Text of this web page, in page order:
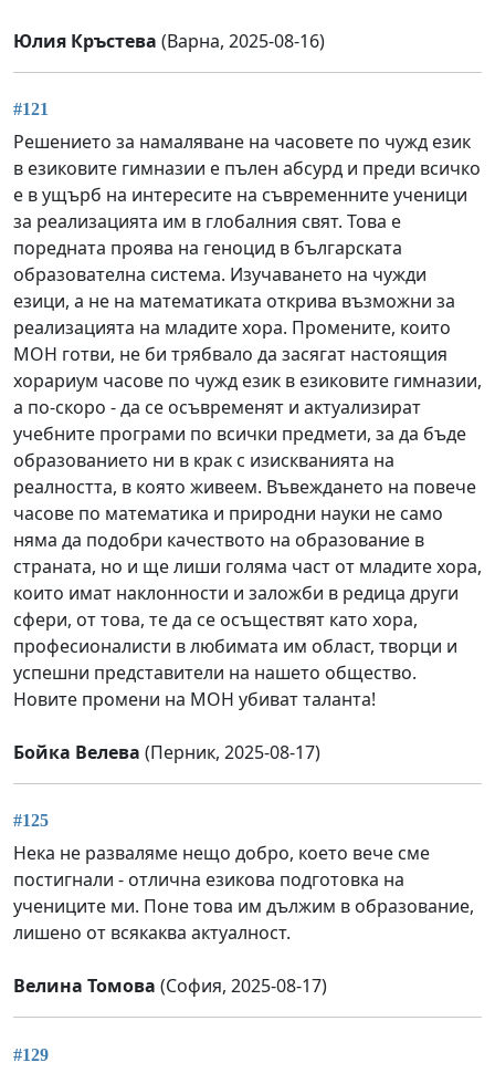
Юлия Кръстева (Варна, 2025-08-16)
#121
Решението за намаляване на часовете по чужд език
в езиковите гимназии е пълен абсурд и преди всичко
е в ущърб на интересите на съвременните ученици
за реализацията им в глобалния свят. Това е
поредната проява на геноцид в българската
образователна система. Изучаването на чужди
езици, а не на математиката открива възможни за
реализацията на младите хора. Промените, които
МОН готви, не би трябвало да засягат настоящия
хорариум часове по чужд език в езиковите гимназии,
а по-скоро - да се осъвременят и актуализират
учебните програми по всички предмети, за да бъде
образованието ни в крак с изискванията на
реалността, в която живеем. Въвеждането на повече
часове по математика и природни науки не само
няма да подобри качеството на образование в
страната, но и ще лиши голяма част от младите хора,
които имат наклонности и заложби в редица други
сфери, от това, те да се осъществят като хора,
професионалисти в любимата им област, творци и
успешни представители на нашето общество.
Новите промени на МОН убиват таланта!
Бойка Велева (Перник, 2025-08-17)
#125
Нека не разваляме нещо добро, което вече сме
постигнали - отлична езикова подготовка на
учениците ми. Поне това им дължим в образование,
лишено от всякаква актуалност.
Велина Томова (София, 2025-08-17)
#129